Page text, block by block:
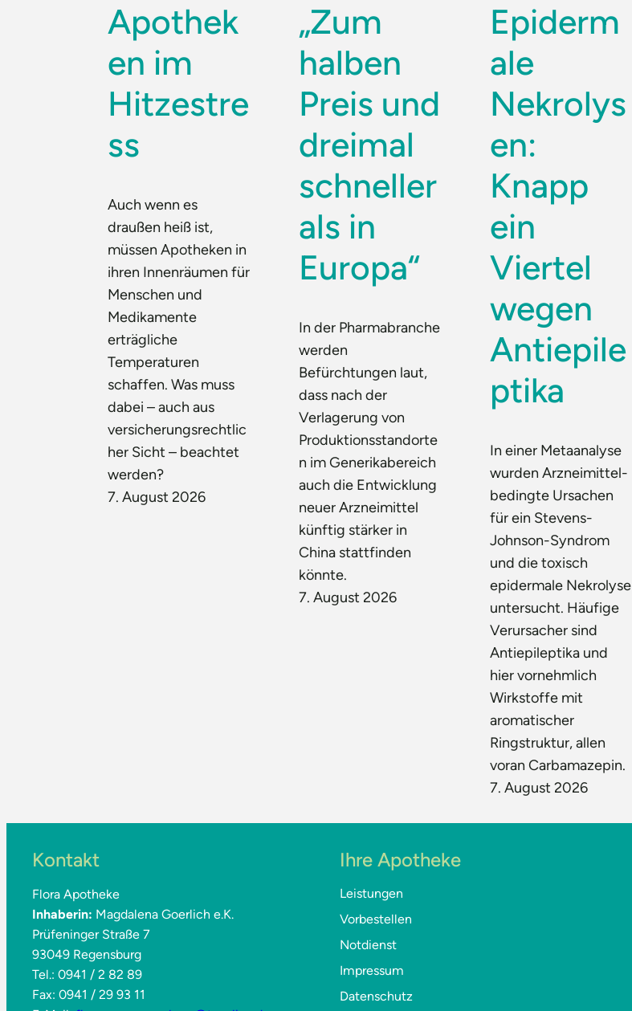
Apothek
en im
Hitzestre
ss
Auch wenn es
draußen heiß ist,
müssen Apotheken in
ihren Innenräumen für
Menschen und
Medikamente
erträgliche
Temperaturen
schaffen. Was muss
dabei – auch aus
versicherungsrechtlic
her Sicht – beachtet
werden?
7. August 2026
„Zum
halben
Preis und
dreimal
schneller
als in
Europa“
In der Pharmabranche
werden
Befürchtungen laut,
dass nach der
Verlagerung von
Produktionsstandorte
n im Generikabereich
auch die Entwicklung
neuer Arzneimittel
künftig stärker in
China stattfinden
könnte.
7. August 2026
Epiderm
ale
Nekrolys
en:
Knapp
ein
Viertel
wegen
Antiepile
ptika
In einer Metaanalyse
wurden Arzneimittel-
bedingte Ursachen
für ein Stevens-
Johnson-Syndrom
und die toxisch
epidermale Nekrolyse
untersucht. Häufige
Verursacher sind
Antiepileptika und
hier vornehmlich
Wirkstoffe mit
aromatischer
Ringstruktur, allen
voran Carbamazepin.
7. August 2026
Kontakt
Flora Apotheke
Inhaberin: Magdalena Goerlich e.K.
Prüfeninger Straße 7
93049 Regensburg
Tel.: 0941 / 2 82 89
Fax: 0941 / 29 93 11
Ihre Apotheke
Leistungen
Vorbestellen
Notdienst
Impressum
Datenschutz